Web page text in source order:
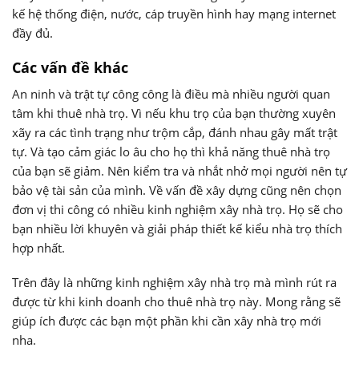
kế hệ thống điện, nước, cáp truyền hình hay mạng internet
đầy đủ.
Các vấn đề khác
An ninh và trật tự công công là điều mà nhiều người quan
tâm khi thuê nhà trọ. Vì nếu khu trọ của bạn thường xuyên
xãy ra các tình trạng như trộm cắp, đánh nhau gây mất trật
tự. Và tạo cảm giác lo âu cho họ thì khả năng thuê nhà trọ
của bạn sẽ giảm. Nên kiểm tra và nhắt nhở mọi người nên tự
bảo vệ tài sản của mình. Về vấn đề xây dựng cũng nên chọn
đơn vị thi công có nhiều kinh nghiệm xây nhà trọ. Họ sẽ cho
bạn nhiều lời khuyên và giải pháp thiết kế kiểu nhà trọ thích
hợp nhất.
Trên đây là những kinh nghiệm xây nhà trọ mà mình rút ra
được từ khi kinh doanh cho thuê nhà trọ này. Mong rằng sẽ
giúp ích được các bạn một phần khi cần xây nhà trọ mới
nha.